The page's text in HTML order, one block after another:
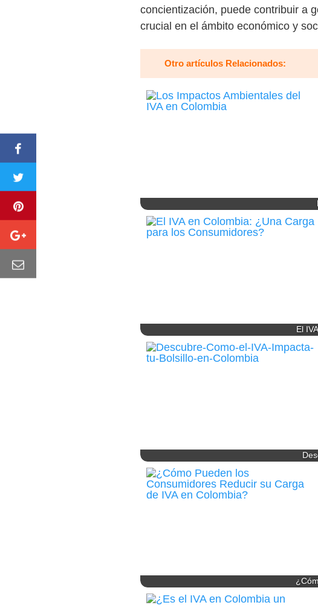
concientización, puede contribuir a
crucial en el ámbito económico y
Otro artículos Relacionados:
El